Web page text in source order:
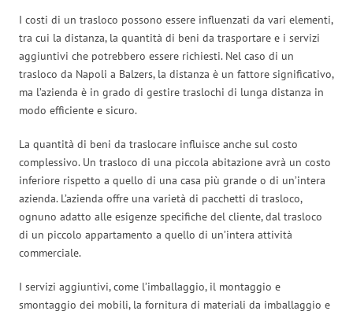
I costi di un trasloco possono essere influenzati da vari elementi,
tra cui la distanza, la quantità di beni da trasportare e i servizi
aggiuntivi che potrebbero essere richiesti. Nel caso di un
trasloco da Napoli a Balzers, la distanza è un fattore significativo,
ma l’azienda è in grado di gestire traslochi di lunga distanza in
modo efficiente e sicuro.
La quantità di beni da traslocare influisce anche sul costo
complessivo. Un trasloco di una piccola abitazione avrà un costo
inferiore rispetto a quello di una casa più grande o di un’intera
azienda. L’azienda offre una varietà di pacchetti di trasloco,
ognuno adatto alle esigenze specifiche del cliente, dal trasloco
di un piccolo appartamento a quello di un’intera attività
commerciale.
I servizi aggiuntivi, come l’imballaggio, il montaggio e
smontaggio dei mobili, la fornitura di materiali da imballaggio e